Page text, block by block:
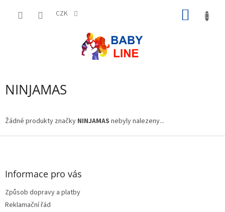
CZK
NINJAMAS
Žádné produkty značky NINJAMAS nebyly nalezeny...
Z
Informace pro vás
Způsob dopravy a platby
Reklamační řád